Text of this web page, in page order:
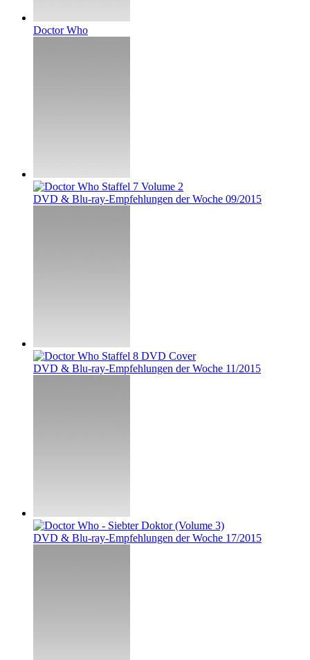
Doctor Who
DVD & Blu-ray-Empfehlungen der Woche 09/2015
DVD & Blu-ray-Empfehlungen der Woche 11/2015
DVD & Blu-ray-Empfehlungen der Woche 17/2015